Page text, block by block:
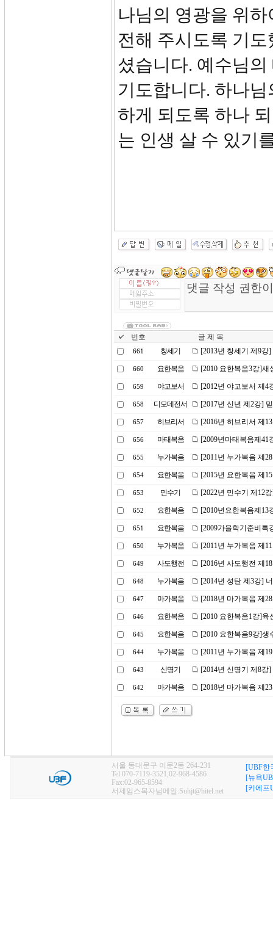
나님의 영광을 위
전해 주시도록 기
셨습니다. 예수님
기도합니다. 하나
하게 되도록 하나
는 인생 살 수 있기
번호 글 제 목
661 창세기 [2013년 창세기 제9강
660 요한복음 [2010 요한복음3강]새
659 야고보서 [2012년 야고보서 제4
658 디모데전서 [2017년 신년 제2강]
657 히브리서 [2016년 히브리서 제
656 마태복음 [2009년마태복음제
655 누가복음 [2011년 누가복음 제
654 요한복음 [2015년 요한복음 제
653 민수기 [2022년 민수기 제12
652 요한복음 [2010년요한복음제13
651 요한복음 [2009가을학기준비특
650 누가복음 [2011년 누가복음 제
649 사도행전 [2016년 사도행전 제
648 누가복음 [2014년 성탄 제3강]
647 마가복음 [2018년 마가복음 제
646 요한복음 [2010 요한복음1강]육
645 요한복음 [2010 요한복음9강]생
644 누가복음 [2011년 누가복음 제
643 신명기 [2014년 신명기 제8강
642 마가복음 [2018년 마가복음 제
서울 동대문구 이문2동 264-231
Tel:070-7119-3521,02-968-4586
Fax:02-965-8594
서제임스목자님메일:Suhjt@hitel.net
[UBF한
[뉴욕
[키에프